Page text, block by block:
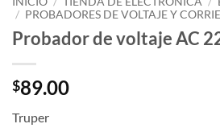
/ PROBADORES DE VOLTAJE Y
Probador de voltaje AC
$89.00
Truper